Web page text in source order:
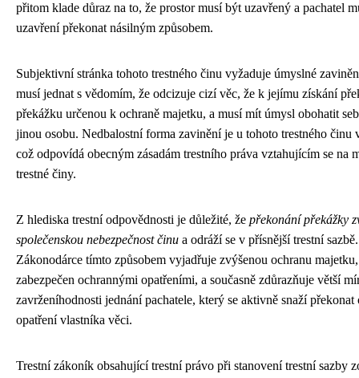
přitom klade důraz na to, že prostor musí být uzavřený a pachatel
uzavření překonat násilným způsobem.
Subjektivní stránka tohoto trestného činu vyžaduje úmyslné
musí jednat s vědomím, že odcizuje cizí věc, že k jejímu získání
překážku určenou k ochraně majetku, a musí mít úmysl obohatit
jinou osobu. Nedbalostní forma zavinění je u tohoto trestného činu
což odpovídá obecným zásadám trestního práva vztahujícím se na
trestné činy.
Z hlediska trestní odpovědnosti je důležité, že překonání překážky
společenskou nebezpečnost činu a odráží se v přísnější trestní sazbě.
Zákonodárce tímto způsobem vyjadřuje zvýšenou ochranu
zabezpečen ochrannými opatřeními, a současně zdůrazňuje větší
zavrženíhodnosti jednání pachatele, který se aktivně snaží překonat
opatření vlastníka věci.
Trestní zákoník obsahující trestní právo při stanovení trestní sazby